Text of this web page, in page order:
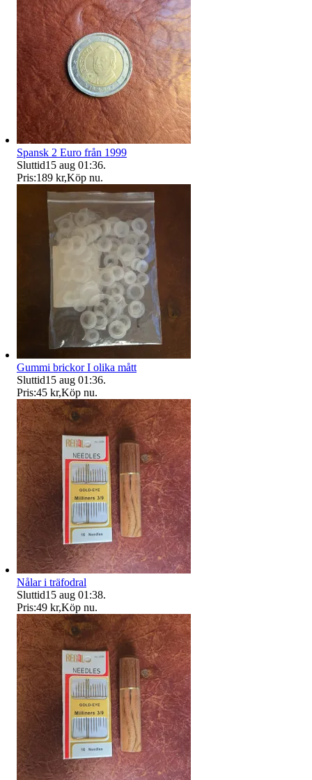
Spansk 2 Euro från 1999
Sluttid15 aug 01:36.
Pris:189 kr,Köp nu.
Gummi brickor I olika mått
Sluttid15 aug 01:36.
Pris:45 kr,Köp nu.
Nålar i träfodral
Sluttid15 aug 01:38.
Pris:49 kr,Köp nu.